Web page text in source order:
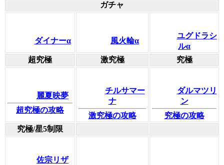
ガチャ
ダイナーα 風火輪α
ユグドラシ
ルα
超究極
激究極 究極
麗夏映夢
超究極の攻略
チルサマー
ナ
激究極の攻略
ダルマツリ
ン
究極の攻略
究極/星5制限
佐宗リザ